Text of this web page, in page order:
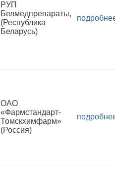
РУП
Белмедпрепараты,
(Республика
Беларусь)
ОАО
«Фармстандарт-
Томскхимфарм»
(Россия)